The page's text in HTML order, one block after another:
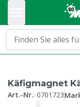
Käfigmagnet
Art.-Nr.: 0701723